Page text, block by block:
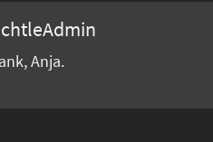
Anja.